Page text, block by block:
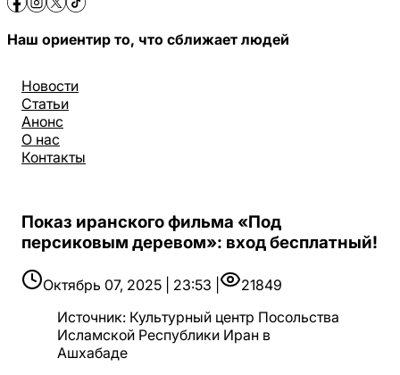
Наш ориентир то, что сближает людей
Новости
Статьи
Анонс
О нас
Контакты
Показ иранского фильма «Под
персиковым деревом»: вход бесплатный!
Октябрь 07, 2025 | 23:53 |
21849
Источник: Культурный центр Посольства
Исламской Республики Иран в
Ашхабаде